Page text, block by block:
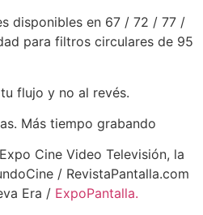
disponibles en 67 / 72 / 77 /
para filtros circulares de 95
flujo y no al revés.
Más tiempo grabando
Cine Video Televisión, la
/ RevistaPantalla.com
Era / ExpoPantalla.